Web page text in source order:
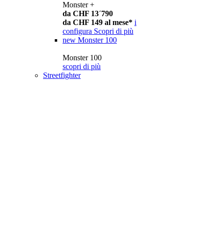
Monster +
da CHF 13´790
da CHF 149 al mese* i
configura Scopri di più
new Monster 100
Monster 100
scopri di più
Streetfighter